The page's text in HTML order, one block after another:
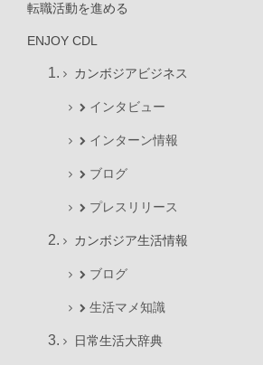
転職活動を進める
ENJOY CDL
カンボジアビジネス
インタビュー
インターン情報
ブログ
プレスリリース
カンボジア生活情報
ブログ
生活マメ知識
日常生活大辞典